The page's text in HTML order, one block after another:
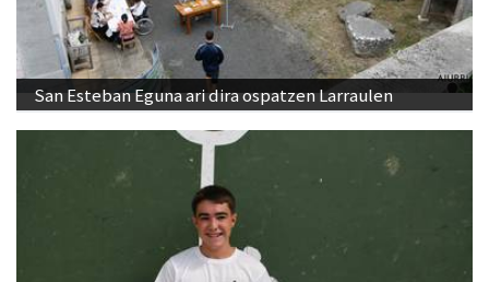
San Esteban Eguna ari dira ospatzen Larraulen